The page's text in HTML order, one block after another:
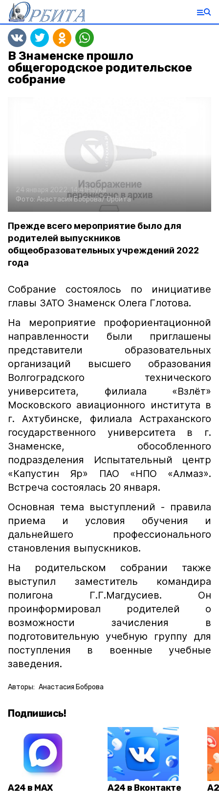
В Знаменске прошло
общегородское родительское
собрание
24 января 2022, 14:41Наука
Фото: Анастасия Боброва/Орбита
Прежде всего мероприятие было для
родителей выпускников
общеобразовательных учреждений 2022
года
Собрание состоялось по инициативе
главы ЗАТО Знаменск Олега Глотова.
На мероприятие профориентационной
направленности были приглашены
представители образовательных
организаций высшего образования
Волгоградского технического
университета, филиала «Взлёт»
Московского авиационного института в
г. Ахтубинске, филиала Астраханского
государственного университета в г.
Знаменске, обособленного
подразделения Испытательный центр
«Капустин Яр» ПАО «НПО «Алмаз».
Встреча состоялась 20 января.
Основная тема выступлений - правила
приема и условия обучения и
дальнейшего профессионального
становления выпускников.
На родительском собрании также
выступил заместитель командира
полигона Г.Г.Магдусиев. Он
проинформировал родителей о
возможности зачисления в
подготовительную учебную группу для
поступления в военные учебные
заведения.
Авторы: Анастасия Боброва
Подпишись!
А24 в MAX А24 в Вконтакте